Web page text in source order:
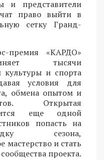
и представители
право выйти в
сетку Гранд-
премия «КАРДО»
тысячи
культуры и спорта
условия для
обмена опытом и
Открытая
еще одной
попасть на
сезона,
мастерство и стать
проекта.